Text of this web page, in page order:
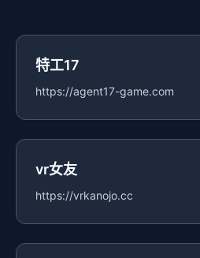
特工17
https://agent17-game.com
vr女友
https://vrkanojo.cc